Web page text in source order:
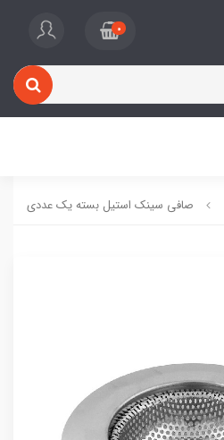
0
صافی سینک استیل بسته یک عددی